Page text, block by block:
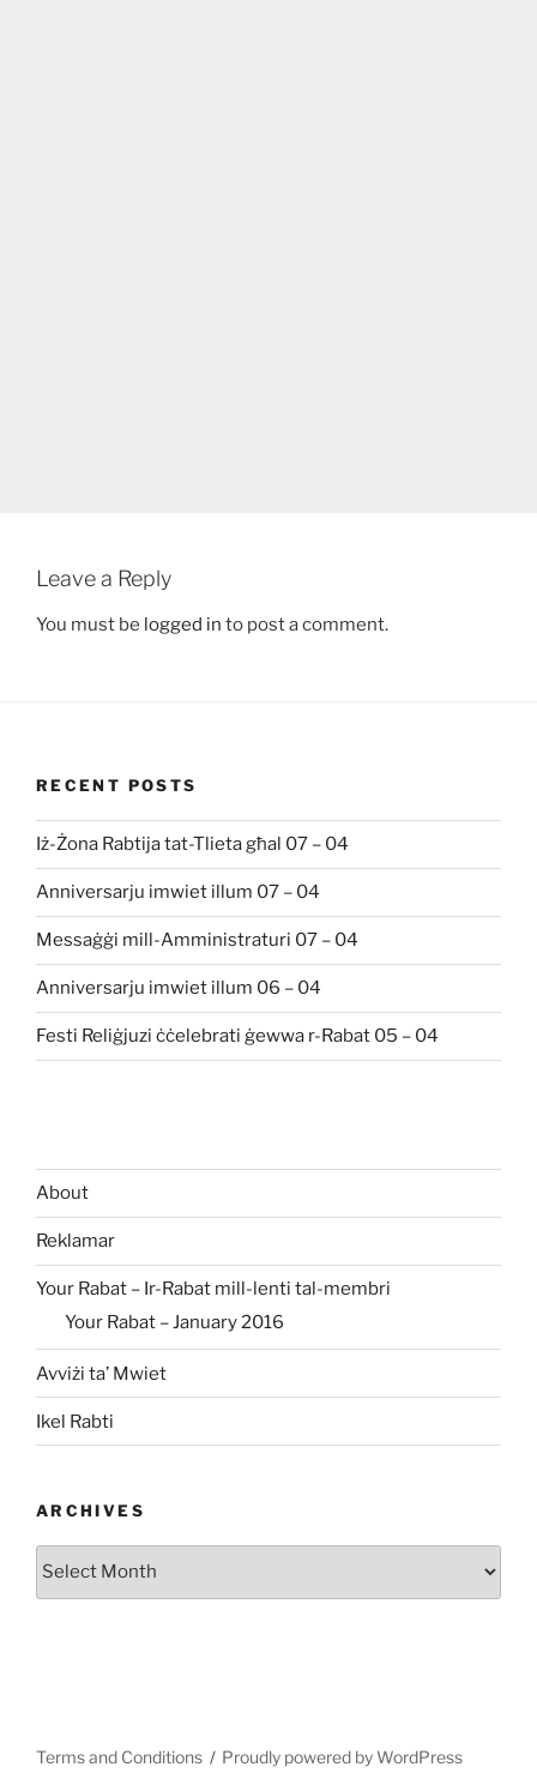
Leave a Reply
You must be logged in to post a comment.
RECENT POSTS
Iż-Żona Rabtija tat-Tlieta għal 07 – 04
Anniversarju imwiet illum 07 – 04
Messaġġi mill-Amministraturi 07 – 04
Anniversarju imwiet illum 06 – 04
Festi Reliġjuzi ċċelebrati ġewwa r-Rabat 05 – 04
About
Reklamar
Your Rabat – Ir-Rabat mill-lenti tal-membri
Your Rabat – January 2016
Avviżi ta’ Mwiet
Ikel Rabti
ARCHIVES
Archives
Terms and Conditions Proudly powered by WordPress